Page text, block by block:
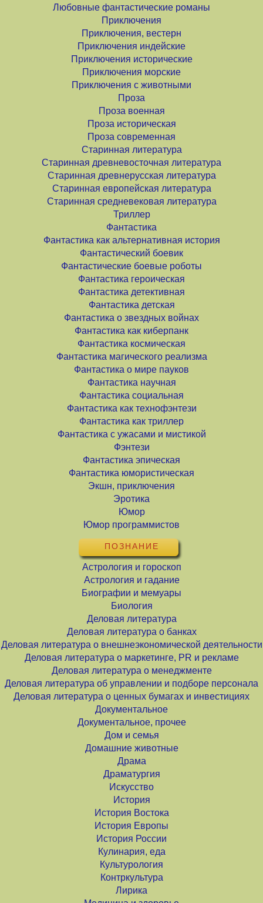
Любовные фантастические романы
Приключения
Приключения, вестерн
Приключения индейские
Приключения исторические
Приключения морские
Приключения с животными
Проза
Проза военная
Проза историческая
Проза современная
Старинная литература
Старинная древневосточная литература
Старинная древнерусская литература
Старинная европейская литература
Старинная средневековая литература
Триллер
Фантастика
Фантастика как альтернативная история
Фантастический боевик
Фантастические боевые роботы
Фантастика героическая
Фантастика детективная
Фантастика детская
Фантастика о звездных войнах
Фантастика как киберпанк
Фантастика космическая
Фантастика магического реализма
Фантастика о мире пауков
Фантастика научная
Фантастика социальная
Фантастика как технофэнтези
Фантастика как триллер
Фантастика с ужасами и мистикой
Фэнтези
Фантастика эпическая
Фантастика юмористическая
Экшн, приключения
Эротика
Юмор
Юмор программистов
ПОЗНАНИЕ
Астрология и гороскоп
Астрология и гадание
Биографии и мемуары
Биология
Деловая литература
Деловая литература о банках
Деловая литература о внешнеэкономической деятельности
Деловая литература о маркетинге, PR и рекламе
Деловая литература о менеджменте
Деловая литература об управлении и подборе персонала
Деловая литература о ценных бумагах и инвестициях
Документальное
Документальное, прочее
Дом и семья
Домашние животные
Драма
Драматургия
Искусство
История
История Востока
История Европы
История России
Кулинария, еда
Культурология
Контркультура
Лирика